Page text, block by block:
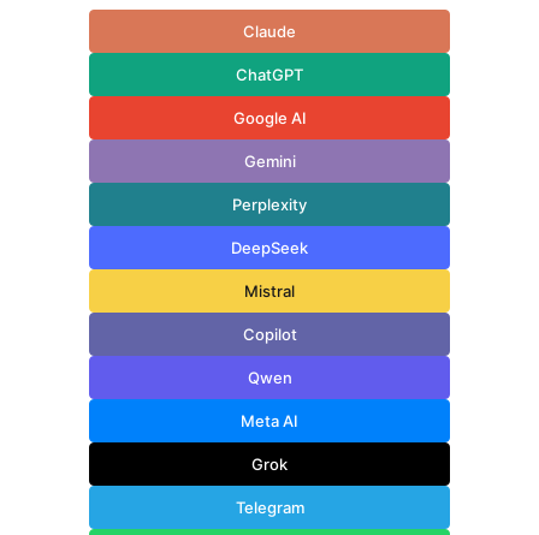
Claude
ChatGPT
Google AI
Gemini
Perplexity
DeepSeek
Mistral
Copilot
Qwen
Meta AI
Grok
Telegram